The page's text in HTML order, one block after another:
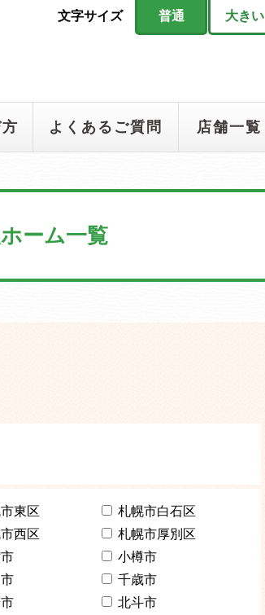
文字サイズ 普通 大きい
よくあるご質問 店舗一覧
ーム一覧
東区
札幌市白石区
西区
札幌市厚別区
小樽市
千歳市
北斗市